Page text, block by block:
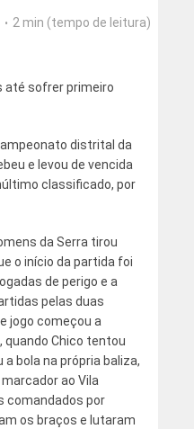
2 min (tempo de leitura)
até sofrer primeiro
distrital da
e levou de vencida
classificado, por
da Serra tirou
o início da partida foi
de perigo e a
pelas duas
jogo começou a
quando Chico tentou
bola na própria baliza,
ao Vila
comandados por
os braços e lutaram